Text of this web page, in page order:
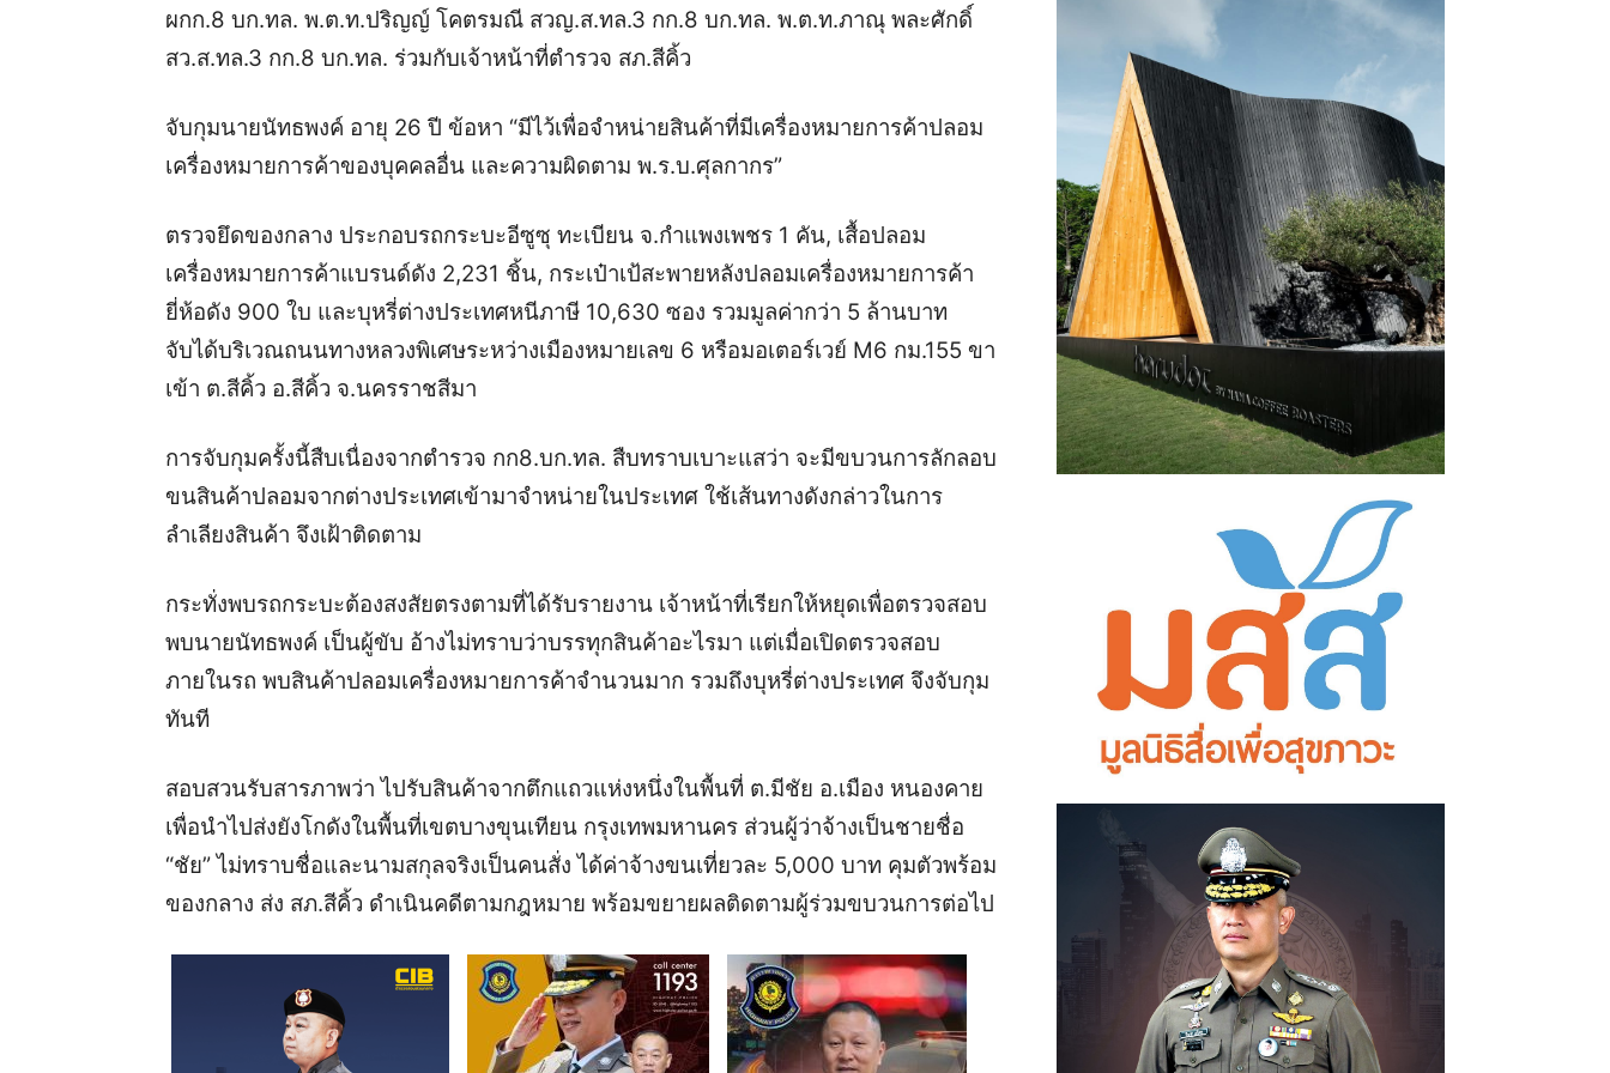
ผกก.8 บก.ทล. พ.ต.ท.ปริญญ์ โคตรมณี สวญ.ส.ทล.3 กก.8 บก.ทล. พ.ต.ท.ภาณุ พละศักดิ์
สว.ส.ทล.3 กก.8 บก.ทล. ร่วมกับเจ้าหน้าที่ตำรวจ สภ.สีคิ้ว
จับกุมนายนัทธพงค์ อายุ 26 ปี ข้อหา “มีไว้เพื่อจำหน่ายสินค้าที่มีเครื่องหมายการค้าปลอม
เครื่องหมายการค้าของบุคคลอื่น และความผิดตาม พ.ร.บ.ศุลกากร”
ตรวจยึดของกลาง ประกอบรถกระบะอีซูซุ ทะเบียน จ.กำแพงเพชร 1 คัน, เสื้อปลอม
เครื่องหมายการค้าแบรนด์ดัง 2,231 ชิ้น, กระเป๋าเป้สะพายหลังปลอมเครื่องหมายการค้า
ยี่ห้อดัง 900 ใบ และบุหรี่ต่างประเทศหนีภาษี 10,630 ซอง รวมมูลค่ากว่า 5 ล้านบาท
จับได้บริเวณถนนทางหลวงพิเศษระหว่างเมืองหมายเลข 6 หรือมอเตอร์เวย์ M6 กม.155 ขา
เข้า ต.สีคิ้ว อ.สีคิ้ว จ.นครราชสีมา
การจับกุมครั้งนี้สืบเนื่องจากตำรวจ กก8.บก.ทล. สืบทราบเบาะแสว่า จะมีขบวนการลักลอบ
ขนสินค้าปลอมจากต่างประเทศเข้ามาจำหน่ายในประเทศ ใช้เส้นทางดังกล่าวในการ
ลำเลียงสินค้า จึงเฝ้าติดตาม
กระทั่งพบรถกระบะต้องสงสัยตรงตามที่ได้รับรายงาน เจ้าหน้าที่เรียกให้หยุดเพื่อตรวจสอบ
พบนายนัทธพงค์ เป็นผู้ขับ อ้างไม่ทราบว่าบรรทุกสินค้าอะไรมา แต่เมื่อเปิดตรวจสอบ
ภายในรถ พบสินค้าปลอมเครื่องหมายการค้าจำนวนมาก รวมถึงบุหรี่ต่างประเทศ จึงจับกุม
ทันที
สอบสวนรับสารภาพว่า ไปรับสินค้าจากตึกแถวแห่งหนึ่งในพื้นที่ ต.มีชัย อ.เมือง หนองคาย
เพื่อนำไปส่งยังโกดังในพื้นที่เขตบางขุนเทียน กรุงเทพมหานคร ส่วนผู้ว่าจ้างเป็นชายชื่อ
“ชัย” ไม่ทราบชื่อและนามสกุลจริงเป็นคนสั่ง ได้ค่าจ้างขนเที่ยวละ 5,000 บาท คุมตัวพร้อม
ของกลาง ส่ง สภ.สีคิ้ว ดำเนินคดีตามกฎหมาย พร้อมขยายผลติดตามผู้ร่วมขบวนการต่อไป